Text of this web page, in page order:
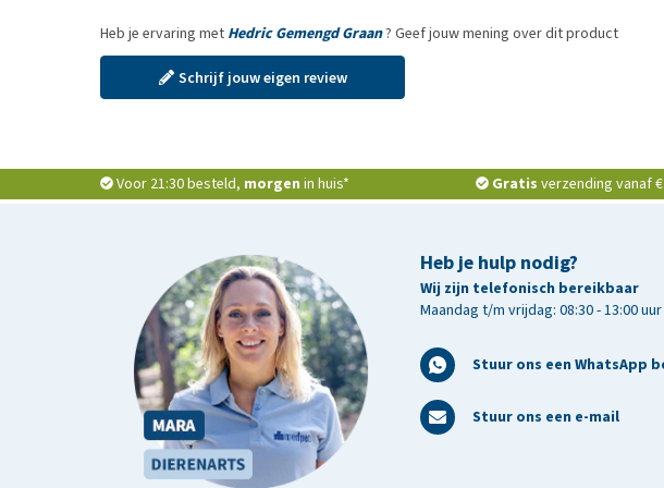
Heb je ervaring met Hedric Gemengd Graan? Geef jouw mening over dit product
Schrijf jouw eigen review
Voor 21:30 besteld, morgen in huis* Gratis verzending vanaf
Heb je hulp nodig?
Wij zijn telefonisch bereikbaar
Maandag t/m vrijdag: 08:30 - 13:00 uur
Stuur ons een WhatsApp
Stuur ons een e-mail